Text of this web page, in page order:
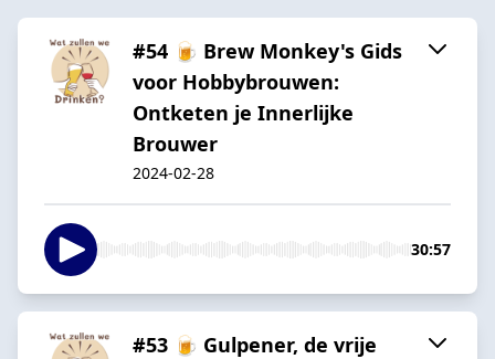
#54 🍺 Brew Monkey's Gids
voor Hobbybrouwen:
Ontketen je Innerlijke
Brouwer
2024-02-28
30:57
#53 🍺 Gulpener, de vrije